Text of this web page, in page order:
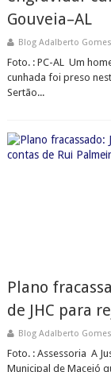
Gouveia–AL
Blog Adalberto
Foto. : PC-AL Um
cunhada foi preso
Sertão...
Plano
de JHC para
Blog Adalberto
Foto. : Assessoria A
Municipal de Maceió